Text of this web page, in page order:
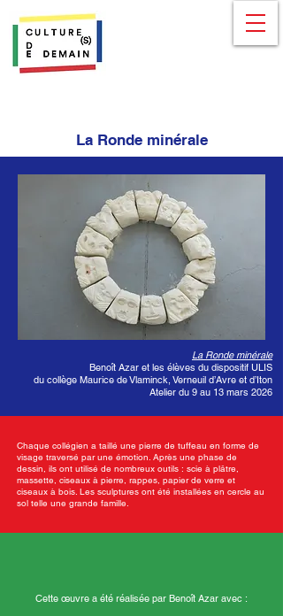
La Ronde minérale
La Ronde minérale
Benoît Azar et les élèves du dispositif ULIS
du collège Maurice de Vlaminck, Verneuil d’Avre et d’Iton
Atelier du 9 au 13 mars 2026
Chaque collégien a taillé une pierre de tuffeau en forme de
visage traversé par une émotion. Après une phase de
dessin, ils ont utilisé de nombreux outils : scie à plâtre,
massette, ciseaux à pierre, rappes, papier de verre et
ciseaux à bois. Les sculptures ont été installées en cercle au
sol telle une grande famille.
Cette œuvre a été réalisée par Benoît Azar avec :